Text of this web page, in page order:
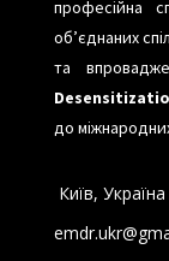
професійна
об’єднаних
та
до
Київ,